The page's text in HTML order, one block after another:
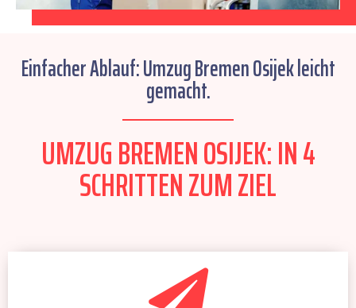
Einfacher Ablauf: Umzug Bremen Osijek leicht
gemacht.
UMZUG BREMEN OSIJEK: IN 4
SCHRITTEN ZUM ZIEL